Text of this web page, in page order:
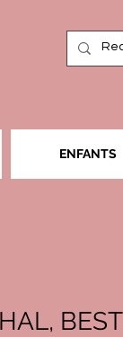
ENFANTS
BEST